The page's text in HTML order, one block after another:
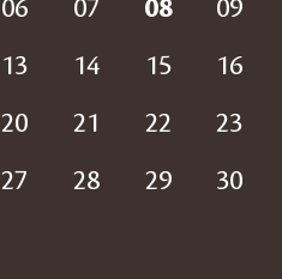
06 07 08
09
13 14 15
16
20 21 22
23
27 28 29
30